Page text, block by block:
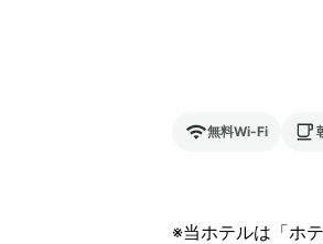
無料Wi-Fi
※当ホテルは「ホ